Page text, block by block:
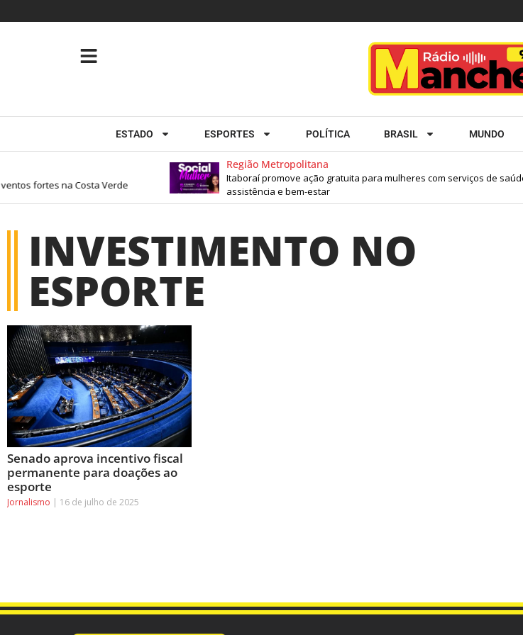
ESTADO ESPORTES POLÍTICA BRASIL MUNDO
Região Metropolitana
Itaboraí promove ação gratuita para mulheres com serviços de saúde,
assistência e bem-estar
fortes na Costa Verde
INVESTIMENTO NO
ESPORTE
Senado aprova incentivo fiscal
permanente para doações ao
esporte
Jornalismo 16 de julho de 2025